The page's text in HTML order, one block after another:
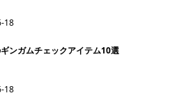
18
ンガムチェックアイテム10選
18